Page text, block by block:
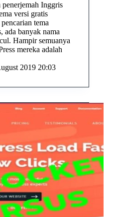
penerjemah Inggris
versi gratis
tema
ada banyak nama
Hampir semuanya
mereka adalah
2019 20:03